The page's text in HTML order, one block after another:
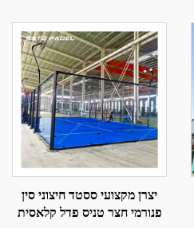
יצרן מקצועי ססטד חיצוני סין
פנורמי חצר טניס פדל קלאסית